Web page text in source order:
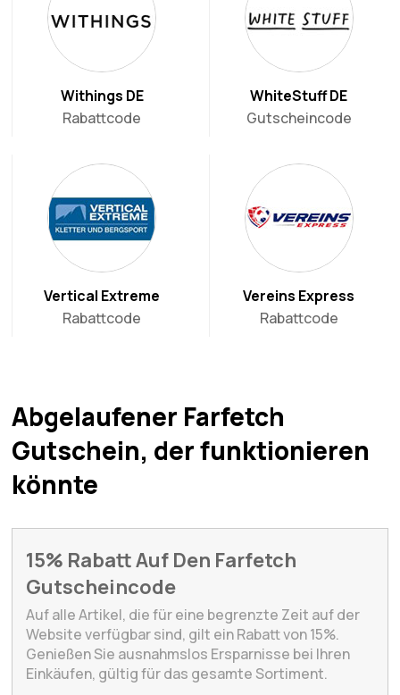
Withings DE
Rabattcode
WhiteStuff DE
Gutscheincode
Vertical Extreme
Rabattcode
Vereins Express
Rabattcode
Abgelaufener Farfetch
Gutschein, der funktionieren
könnte
15% Rabatt Auf Den Farfetch
Gutscheincode
Auf alle Artikel, die für eine begrenzte Zeit auf der
Website verfügbar sind, gilt ein Rabatt von 15%.
Genießen Sie ausnahmslos Ersparnisse bei Ihren
Einkäufen, gültig für das gesamte Sortiment.